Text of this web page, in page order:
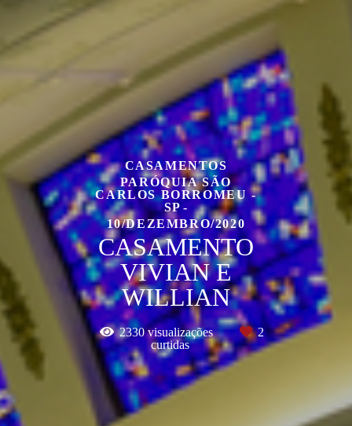
CASAMENTOS
PARÓQUIA SÃO
CARLOS BORROMEU -
SP
10/DEZEMBRO/2020
CASAMENTO
VIVIAN E
WILLIAN
2330visualizações
2
curtidas